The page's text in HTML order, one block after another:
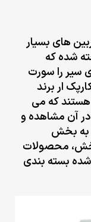
های بسیار
شده که
سیر را سورت
ار برند
هستند که می
آن مشاهده و
به بخش
محصولات
بسته بندی